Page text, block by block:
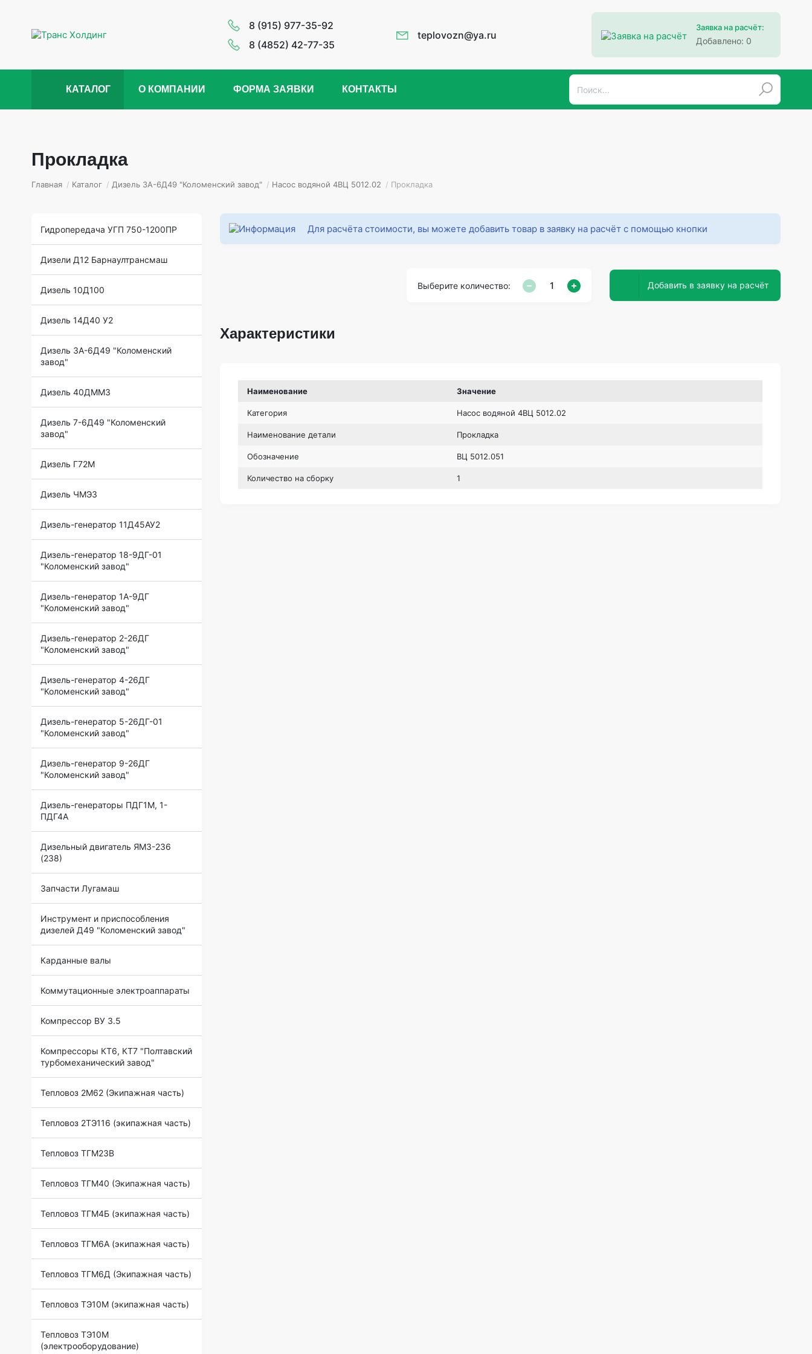
8 (915) 977-35-92
8 (4852) 42-77-35
teplovozn@ya.ru
Заявка на расчёт:
Добавлено: 0
КАТАЛОГ О КОМПАНИИ ФОРМА ЗАЯВКИ КОНТАКТЫ
Прокладка
Главная / Каталог / Дизель 3А-6Д49 "Коломенский завод" / Насос водяной 4ВЦ 5012.02 / Прокладка
Гидропередача УГП 750-1200ПР
Дизели Д12 Барнаултрансмаш
Дизель 10Д100
Дизель 14Д40 У2
Дизель 3А-6Д49 "Коломенский
завод"
Дизель 40ДММЗ
Дизель 7-6Д49 "Коломенский
завод"
Дизель Г72М
Дизель ЧМЭ3
Дизель-генератор 11Д45АУ2
Дизель-генератор 18-9ДГ-01
"Коломенский завод"
Дизель-генератор 1А-9ДГ
"Коломенский завод"
Дизель-генератор 2-26ДГ
"Коломенский завод"
Дизель-генератор 4-26ДГ
"Коломенский завод"
Дизель-генератор 5-26ДГ-01
"Коломенский завод"
Дизель-генератор 9-26ДГ
"Коломенский завод"
Дизель-генераторы ПДГ1М, 1-
ПДГ4А
Дизельный двигатель ЯМЗ-236
(238)
Запчасти Лугамаш
Инструмент и приспособления
дизелей Д49 "Коломенский завод"
Карданные валы
Коммутационные электроаппараты
Компрессор ВУ 3.5
Компрессоры КТ6, КТ7 "Полтавский
турбомеханический завод"
Тепловоз 2М62 (Экипажная часть)
Тепловоз 2ТЭ116 (экипажная часть)
Тепловоз ТГМ23В
Тепловоз ТГМ40 (Экипажная часть)
Тепловоз ТГМ4Б (экипажная часть)
Тепловоз ТГМ6А (экипажная часть)
Тепловоз ТГМ6Д (Экипажная часть)
Тепловоз ТЭ10М (экипажная часть)
Тепловоз ТЭ10М
(электрооборудование)
Для расчёта стоимости, вы можете добавить товар в заявку на расчёт с помощью кнопки
Выберите количество: Добавить в заявку на расчёт
Характеристики
Наименование Значение
Категория Насос водяной 4ВЦ 5012.02
Наименование детали Прокладка
Обозначение ВЦ 5012.051
Количество на сборку 1